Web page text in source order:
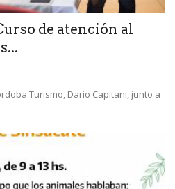
de atención al
Turismo, Dario Capitani, junto a